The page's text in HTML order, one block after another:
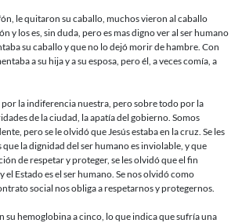
le quitaron su caballo, muchos vieron al caballo
y los es, sin duda, pero es mas digno ver al ser humano
su caballo y que no lo dejó morir de hambre. Con
a su hija y a su esposa, pero él, a veces comía, a
la indiferencia nuestra, pero sobre todo por la
de la ciudad, la apatía del gobierno. Somos
pero se le olvidó que Jesús estaba en la cruz. Se les
la dignidad del ser humano es inviolable, y que
de respetar y proteger, se les olvidó que el fin
el Estado es el ser humano. Se nos olvidó como
social nos obliga a respetarnos y protegernos.
su hemoglobina a cinco, lo que indica que sufría una